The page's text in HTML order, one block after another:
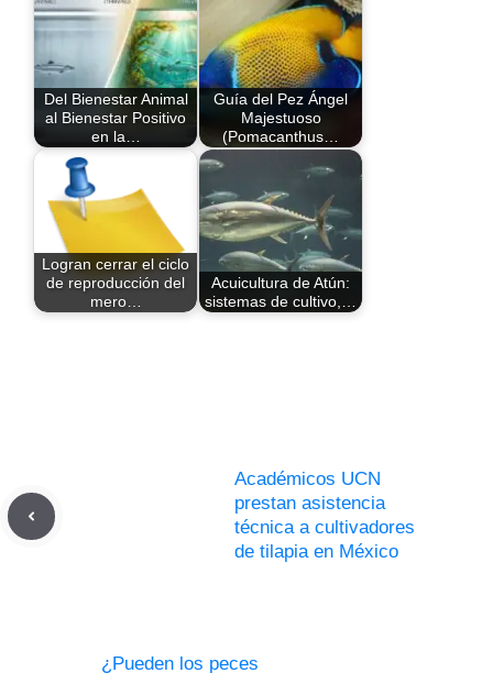
Del Bienestar Animal
al Bienestar Positivo
en la…
Guía del Pez Ángel
Majestuoso
(Pomacanthus…
Logran cerrar el ciclo
de reproducción del
mero…
Acuicultura de Atún:
sistemas de cultivo,…
Académicos UCN
prestan asistencia
técnica a cultivadores
de tilapia en México
¿Pueden los peces